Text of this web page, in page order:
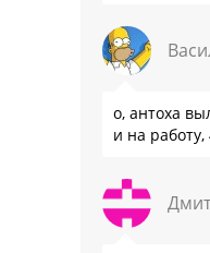
о, антоха
и на